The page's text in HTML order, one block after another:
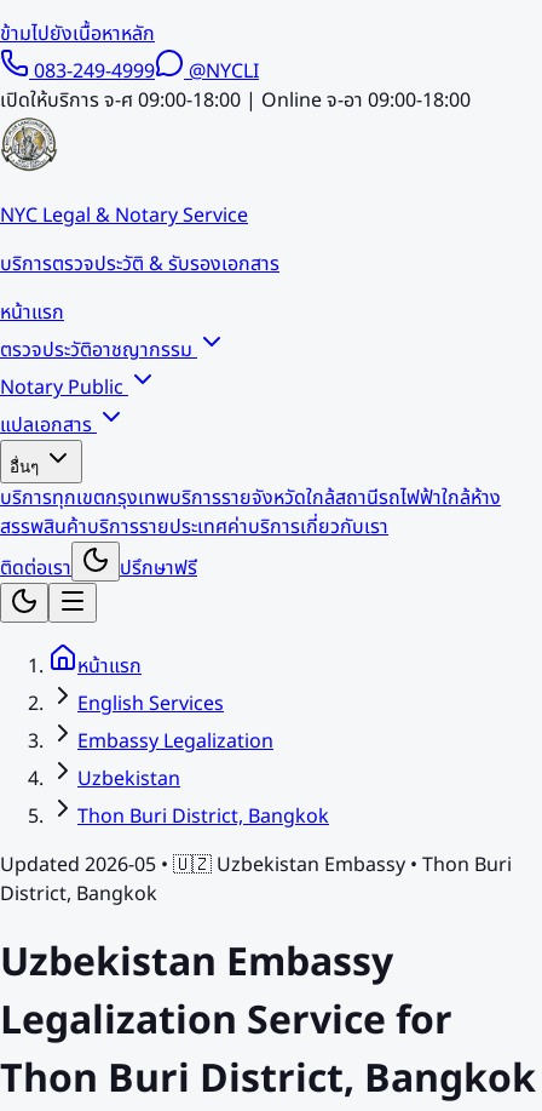
ข้ามไปยังเนื้อหาหลัก
083-249-4999
@NYCLI
เปิดให้บริการ จ-ศ 09:00-18:00 | Online จ-อา 09:00-18:00
NYC Legal & Notary Service
บริการตรวจประวัติ & รับรองเอกสาร
หน้าแรก
ตรวจประวัติอาชญากรรม
Notary Public
แปลเอกสาร
อื่นๆ
บริการทุกเขตกรุงเทพบริการรายจังหวัดใกล้สถานีรถไฟฟ้าใกล้ห้าง
สรรพสินค้าบริการรายประเทศค่าบริการเกี่ยวกับเรา
ติดต่อเรา
ปรึกษาฟรี
หน้าแรก
English Services
Embassy Legalization
Uzbekistan
Thon Buri District, Bangkok
Updated 2026-05 • 🇺🇿 Uzbekistan Embassy • Thon Buri
District, Bangkok
Uzbekistan Embassy
Legalization Service for
Thon Buri District, Bangkok